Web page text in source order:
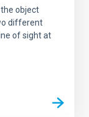
object
different
of sight at